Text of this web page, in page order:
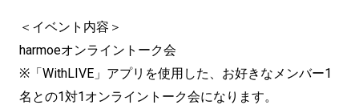
＜イベント内容＞
harmoeオンライントーク会
※「WithLIVE」アプリを使用した、お好きなメンバー1
名との1対1オンライントーク会になります。